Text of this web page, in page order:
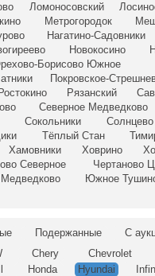
Ломоносовский
Метрогородок
Нагатино-Садовники
Новокосино
Борисово Южное
Покровское-
Рязанский
Северное Медведково
Сокольники
Солнцево
Тёплый Стан
Хамовники
Ховрино
Северное
Чертаново
Южное
Подержанные С
Chery Chevrolet
Honda Hyundai